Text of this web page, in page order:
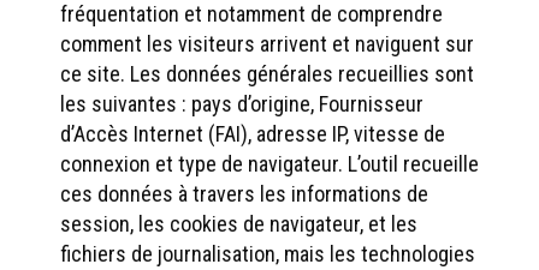
fréquentation et notamment de comprendre
comment les visiteurs arrivent et naviguent sur
ce site. Les données générales recueillies sont
les suivantes : pays d’origine, Fournisseur
d’Accès Internet (FAI), adresse IP, vitesse de
connexion et type de navigateur. L’outil recueille
ces données à travers les informations de
session, les cookies de navigateur, et les
fichiers de journalisation, mais les technologies